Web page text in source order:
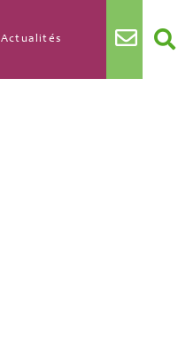
Actualités